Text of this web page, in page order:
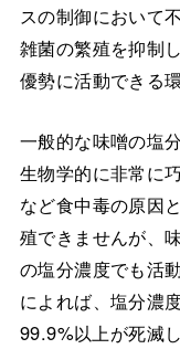
スの制御において
雑菌の繁殖を抑制
優勢に活動できる
一般的な味噌の塩
生物学的に非常に
など食中毒の原因
殖できませんが、
の塩分濃度でも活
によれば、塩分濃
99.9%以上が死滅し